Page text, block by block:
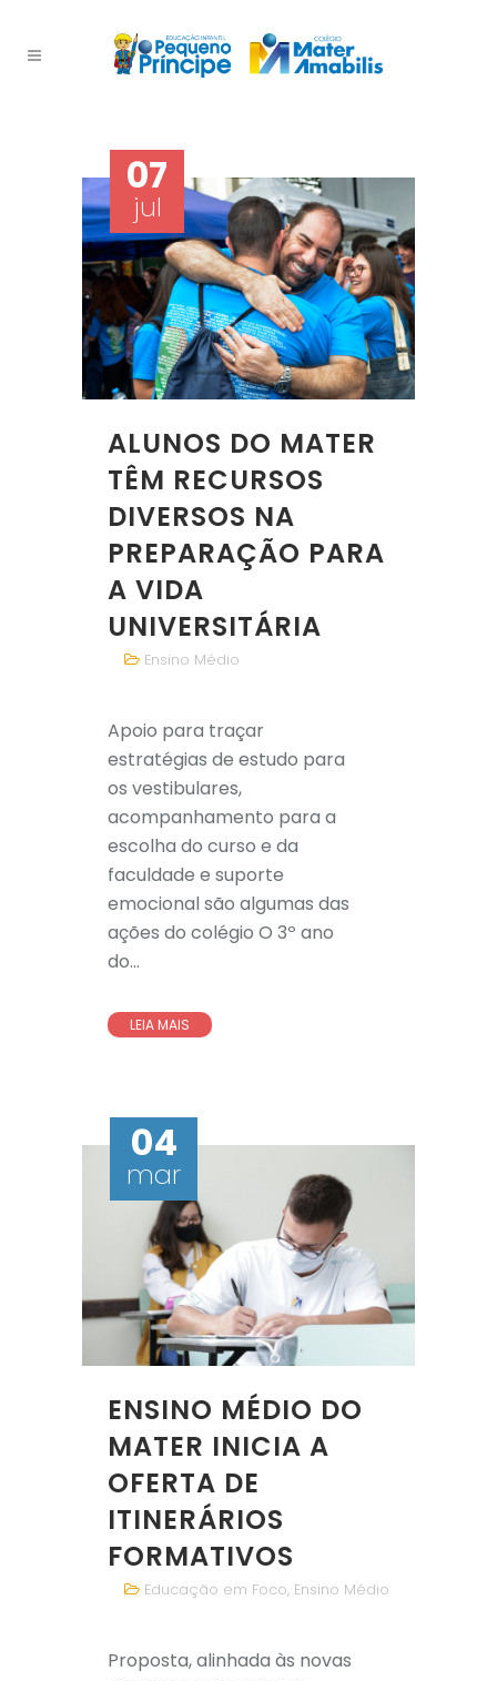
07
jul
ALUNOS DO MATER
TÊM RECURSOS
DIVERSOS NA
PREPARAÇÃO PARA
A VIDA
UNIVERSITÁRIA
Ensino Médio
Apoio para traçar
estratégias de estudo para
os vestibulares,
acompanhamento para a
escolha do curso e da
faculdade e suporte
emocional são algumas das
ações do colégio O 3º ano
do...
LEIA MAIS
04
mar
ENSINO MÉDIO DO
MATER INICIA A
OFERTA DE
ITINERÁRIOS
FORMATIVOS
Educação em Foco, Ensino Médio
Proposta, alinhada às novas